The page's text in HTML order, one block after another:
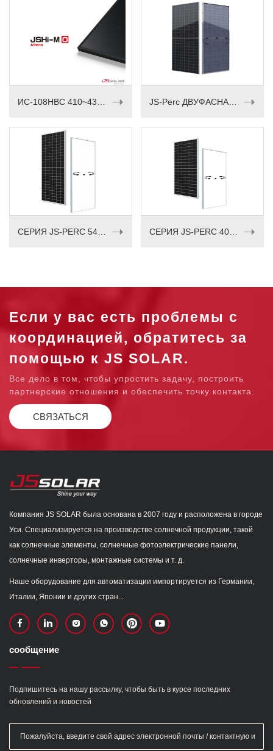
➝ ➝
➝ ➝
Если у вас есть проблемы с
координацией, обратитесь за
помощью к JS SOLAR.
Все дело в том, чтобы упростить задачу, построить
партнерские отношения и обеспечить точку контакта.
СВЯЗАТЬСЯ
Компания JS SOLAR была основана в 2007 году и расположена в городе
Уси. Специализируется на производстве солнечной продукции, такой
как солнечные элементы, солнечные фотоэлектрические панели,
солнечные инверторы, монтажные системы и т. д.
Наше оборудование для автоматизации импортируется из Германии,
Италии, Японии и других стран...
сообщение
Подпишитесь на нашу рассылку, чтобы быть в курсе последних
обновлений и новостей